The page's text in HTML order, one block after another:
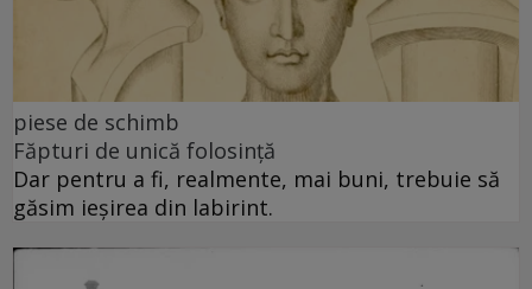
piese de schimb
Făpturi de unică folosință
Dar pentru a fi, realmente, mai buni, trebuie să
găsim ieșirea din labirint.